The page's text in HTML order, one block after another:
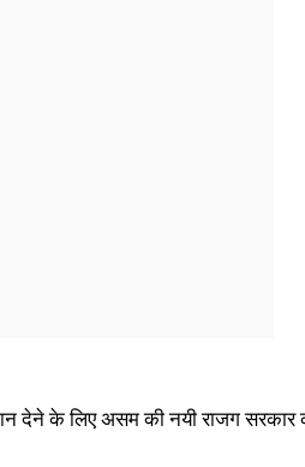
देने के लिए असम की नयी राजग